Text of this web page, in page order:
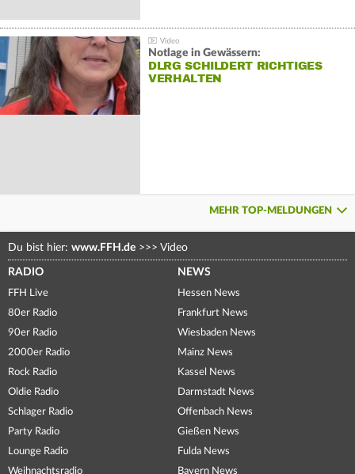
Notlage in Gewässern:
DLRG SCHILDERT RICHTIGES
VERHALTEN
MEHR TOP-MELDUNGEN
Du bist hier: www.FFH.de >>> Video
RADIO
FFH Live
80er Radio
90er Radio
2000er Radio
Rock Radio
Oldie Radio
Schlager Radio
Party Radio
Lounge Radio
Weihnachtsradio
NEWS
Hessen News
Frankfurt News
Wiesbaden News
Mainz News
Kassel News
Darmstadt News
Offenbach News
Gießen News
Fulda News
Bayern News